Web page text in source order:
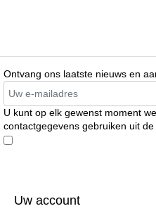
Ontvang ons laatste nieuws en
U kunt op elk gewenst moment
contactgegevens gebruiken uit
Uw account